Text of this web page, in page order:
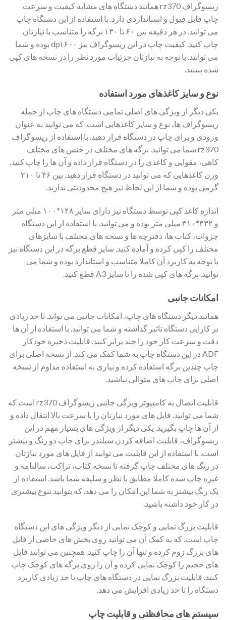
ریسوگراف rz370 همانند دستگاه های مشابه کیفیت و سرعت
چاپ قابل قبول و استانداردی دارد. با استفاده از این دستگاه چاپ
می توانید. در هر دقیقه بین ۶۰ تا ۱۳۰ برگه را متناسب با نیازتان
چاپ کنید. کیفیت چاپ در این ریسوگراف نیز ۶۰۰ dpi بوده و شما
می توانید. با توجه به نیازتان جزئیات مورد نظر را در نسخه های کپی
شده ببینید.
نوع و سایز کاغذهای مورد استفاده
یکی دیگر از ویژگی های اصلی تمامی دستگاه های چاپ از جمله
ریسوگراف ها، نوع و سایز کاغذهایی است. که می توانید به عنوان
ورودی و برای چاپ در دستگاه قرار دهید. با استفاده از ریسوگراف
rz370 شما می توانید. برگه های مختلف در جنس های مختلف
کاهی، مقوایی و کاغذی را در دستگاه قرار داده و آن ها را چاپ کنید.
وزن کاغذهایی که می توانید در دستگاه قرار دهید. بین ۴۶ تا ۲۱۰
گرمی بوده و شما از این لحاظ نیز هیچ محدودیتی ندارید.
اندازه کاغذ کپی توسط دستگاه نیز دارای سایز ۱۴۸*۱۰۰ میلی متر
و ۴۳۲*۳۱۰ میلی متر بوده و می توانید. با استفاده از این دستگاه
جزوات، کتاب ها، دفترچه ها و نسخه های مختلف با سایزهای
مختلف را کپی کرده و آماده کنید. سایز قطع برگه در این دستگاه نیز
با توجه به کاربرد آن کاملا متناسب و استاندارد بوده و شما می
توانید. برگه های کپی شده را تا سایز A3 قطع کنید.
امکانات جانبی
همانند دیگر دستگاه های چاپ، امکانات جانبی می تواند. تا حد زیادی
بر کارایی دستگاه تاثیر گذاشته و شما می توانید. با استفاده از آن ها
دقت و سرعت کار خود را چند برابر کنید. قابلیت ذخیره خودکار
ADF در این دستگاه چاپ به شما کمک می کند. از نسخه اصلی برای
چاپ چندین برگه استفاده کرده و نیازی به استفاده مداوم از نسخه
اصلی برای چاپ های متوالی نباشید.
قابلیت اتصال به کامپیوتر ویژگی جانبی ریسوگراف rz370 است که
شما می توانید. فایل های مورد نیازتان را با سرعت بالا انتقال داده و
از آن ها چاپ بگیرید. یکی دیگر از ویژگی های بسیار مهم در این
ریسوگراف، قابلیت اضافه کردن سیلندر برای چاپ دو رنگ و بیشتر
است. با استفاده از این قابلیت می توانید از فایل های مورد نیازتان
در رنگ های مختلف چاپ گرفته تا نسخه کتاب، تراکت، سالنامه و
غیره چاپ شده کاملا مطابق با نظر و سلیقه شما باشد. استفاده از
یک رنگ بیشتر به شما این امکان را می دهد. که بتوانید تنوع بیشتری
در کار خود داشته باشید.
قابلیت بزرگ نمایی و کوچک نمایی از دیگر ویژگی های این دستگاه
چاپ است. که به کمک آن می توانید روی بخش های خاصی از فایل
های بزرگ زوم کرده و تنها آن را چاپ کنید. همچنین می توانید فایل
های حجیم را کوچک نمایی کرده و آن را روی برگه های کوچک چاپ
کنید. قابلیت بزرگ نمایی در دستگاه های چاپ تا حد زیادی کاربرد
دستگاه را تا حد زیادی افزایش می دهد.
سیستم های محافظتی و قابلیت چاپ